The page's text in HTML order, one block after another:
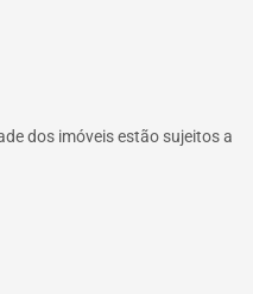
dos imóveis estão sujeitos a